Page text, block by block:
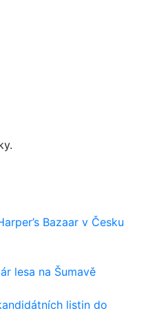
Bazaar v Česku
lesa na Šumavě
listin do